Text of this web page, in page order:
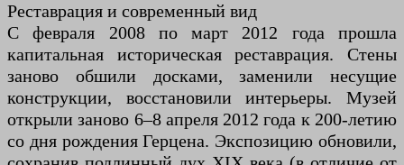
Реставрация и современный вид
С февраля 2008 по март 2012 года прошла
капитальная историческая реставрация. Стены
заново обшили досками, заменили несущие
конструкции, восстановили интерьеры. Музей
открыли заново 6–8 апреля 2012 года к 200-летию
со дня рождения Герцена. Экспозицию обновили,